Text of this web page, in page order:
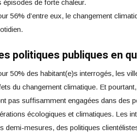
épisodes de forte chaleur.
56% d’entre eux, le changement
politiques publiques en
50% des habitant(e)s interrogés, les
du changement climatique. Et
pas suffisamment engagées dans des
écologiques et climatiques. Les
demi-mesures, des politiques